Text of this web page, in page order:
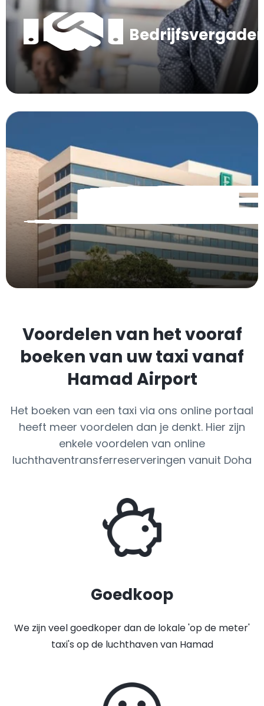
Voordelen van het vooraf
boeken van uw taxi vanaf
Hamad Airport
Het boeken van een taxi via ons online portaal
heeft meer voordelen dan je denkt. Hier zijn
enkele voordelen van online
luchthaventransferreserveringen vanuit Doha
Goedkoop
We zijn veel goedkoper dan de lokale 'op de meter'
taxi's op de luchthaven van Hamad